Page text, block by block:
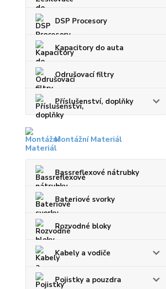
DSP Procesory
Kapacitory do auta
Odrušovací filtry
Příslušenství, doplňky
Montážní Materiál
Bassreflexové nátrubky
Bateriové svorky
Rozvodné bloky
Kabely a vodiče
Pojistky a pouzdra